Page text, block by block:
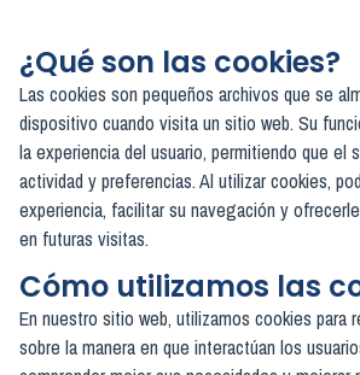
¿Qué son las cookies?
Las cookies son pequeños archivos que se
dispositivo cuando visita un sitio web. Su
la experiencia del usuario, permitiendo que el
actividad y preferencias. Al utilizar cookies,
experiencia, facilitar su navegación y
en futuras visitas.
Cómo utilizamos las
En nuestro sitio web, utilizamos cookies para
sobre la manera en que interactúan los